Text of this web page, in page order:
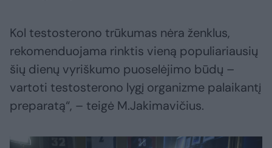
Kol testosterono trūkumas nėra ženklus,
rekomenduojama rinktis vieną populiariausių
šių dienų vyriškumo puoselėjimo būdų –
vartoti testosterono lygį organizme palaikantį
preparatą“, – teigė M.Jakimavičius.